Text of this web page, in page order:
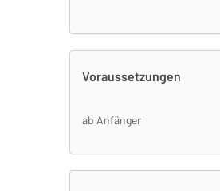
Voraussetzungen
ab Anfänger